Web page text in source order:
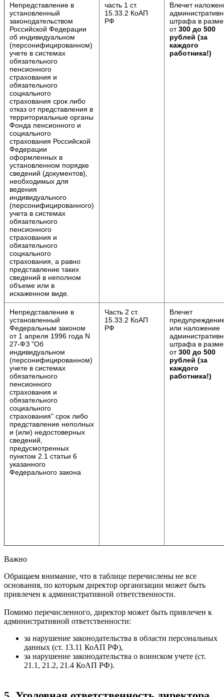
Непредставление в
установленный
законодательством
Российской Федерации
об индивидуальном
(персонифицированном)
учете в системах
обязательного
пенсионного
страхования и
обязательного
социального
страхования срок либо
отказ от представления в
территориальные органы
Фонда пенсионного и
социального
страхования Российской
Федерации
оформленных в
установленном порядке
сведений (документов),
необходимых для
ведения
индивидуального
(персонифицированного)
учета в системах
обязательного
пенсионного
страхования и
обязательного
социального
страхования, а равно
представление таких
сведений в неполном
объеме или в
искаженном виде.
часть 1 ст.
15.33.2 КоАП
РФ
Влечет
штрафа в
от300 до 500
рублей (за
каждого
работника!)
Непредставление в
установленный
Федеральным законом
от 1 апреля 1996 года N
27-ФЗ "Об
индивидуальном
(персонифицированном)
учете в системах
обязательного
пенсионного
страхования и
обязательного
социального
страхования" срок либо
представление неполных
и (или) недостоверных
сведений,
предусмотренных
пунктом 2.1 статьи 6
указанного
Федерального закона
Часть 2 ст.
15.33.2 КоАП
РФ
Влечет
или наложение
штрафа в
от300 до 500
рублей (за
каждого
работника!)
Важно
Обращаем внимание, что в таблице перечислены не все
основания, по которым директор организации может быть
привлечен к административной ответственности.
Помимо перечисленного, директор может быть привлечен к
административной ответственности:
за нарушение законодательства в области персональных
данных (ст. 13.11 КоАП РФ),
за нарушение законодательства о воинском учете (ст.
21.1, 21.2, 21.4 КоАП РФ).